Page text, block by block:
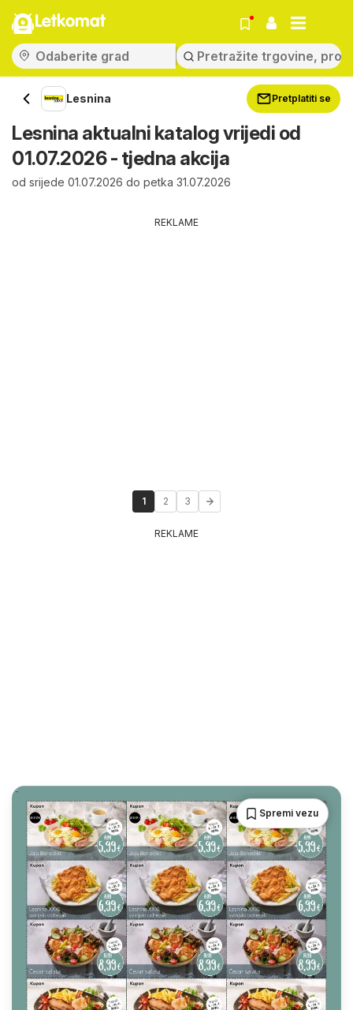
Letkomat
Lesnina Pretplatiti se
Lesnina aktualni katalog vrijedi od
01.07.2026 - tjedna akcija
od srijede 01.07.2026 do petka 31.07.2026
REKLAME
1 2 3
REKLAME
Spremi vezu